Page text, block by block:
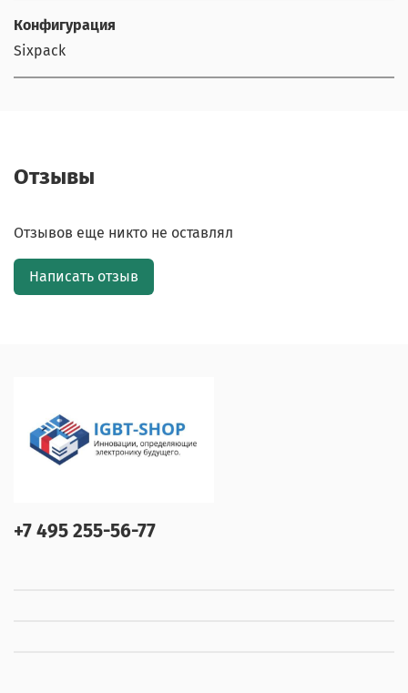
Конфигурация
Sixpack
Отзывы
Отзывов еще никто не оставлял
Написать отзыв
+7 495 255-56-77